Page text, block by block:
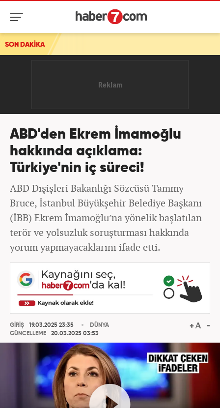
SON DAKİKA
ABD'den Ekrem İmamoğlu
hakkında açıklama:
Türkiye'nin iç süreci!
ABD Dışişleri Bakanlığı Sözcüsü Tammy
Bruce, İstanbul Büyükşehir Belediye Başkanı
(İBB) Ekrem İmamoğlu’na yönelik başlatılan
terör ve yolsuzluk soruşturması hakkında
yorum yapmayacaklarını ifade etti.
GİRİŞ
19.03.2025 23:35
GÜNCELLEME
20.03.2025 03:53
DÜNYA